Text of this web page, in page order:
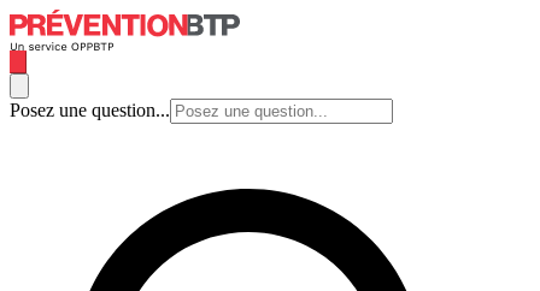
Posez une question...